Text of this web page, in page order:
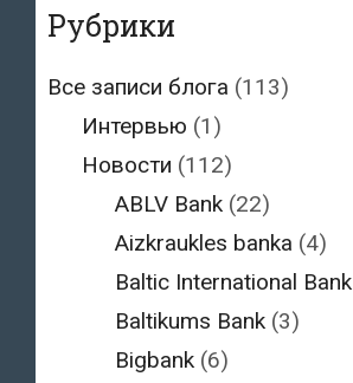
Рубрики
Все записи блога (113)
Интервью (1)
Новости (112)
ABLV Bank (22)
Aizkraukles banka (4)
Baltic International Bank
Baltikums Bank (3)
Bigbank (6)